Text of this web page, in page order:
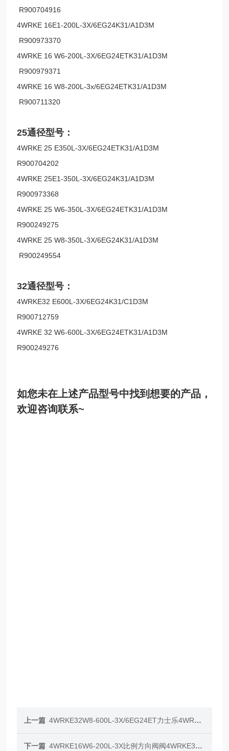
R900704916
4WRKE 16E1-200L-3X/6EG24K31/A1D3M
R900973370
4WRKE 16 W6-200L-3X/6EG24ETK31/A1D3M
R900979371
4WRKE 16 W8-200L-3x/6EG24ETK31/A1D3M
R900711320
25通径型号：
4WRKE 25 E350L-3X/6EG24ETK31/A1D3M
R900704202
4WRKE 25E1-350L-3X/6EG24K31/A1D3M
R900973368
4WRKE 25 W6-350L-3X/6EG24ETK31/A1D3M
R900249275
4WRKE 25 W8-350L-3X/6EG24K31/A1D3M
R900249554
32通径型号：
4WRKE32 E600L-3X/6EG24K31/C1D3M
R900712759
4WRKE 32 W6-600L-3X/6EG24ETK31/A1D3M
R900249276
如您未在上述产品型号中找到想要的产品，
欢迎咨询联系~
上一篇 4WRKE32W8-600L-3X/6EG24ET力士乐4WRKE16W6带位置反馈
下一篇 4WRKE16W6-200L-3X比例方向阀阀4WRKE324WRKE价格美丽